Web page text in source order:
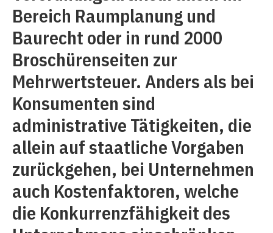
Bereich Raumplanung und
Baurecht oder in rund 2000
Broschürenseiten zur
Mehrwertsteuer. Anders als bei
Konsumenten sind
administrative Tätigkeiten, die
allein auf staatliche Vorgaben
zurückgehen, bei Unternehmen
auch Kostenfaktoren, welche
die Konkurrenz­fähigkeit des